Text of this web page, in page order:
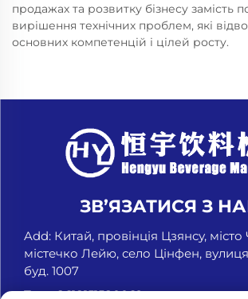
продажах та розвитку бізнесу замість
вирішення технічних проблем, які
основних компетенцій і цілей росту.
ЗВ’ЯЗАТИСЯ З
Add: Китай, провінція Цзянсу,
містечко Лейю, село Цінфен,
буд. 1007
Тел.:+8618151580069